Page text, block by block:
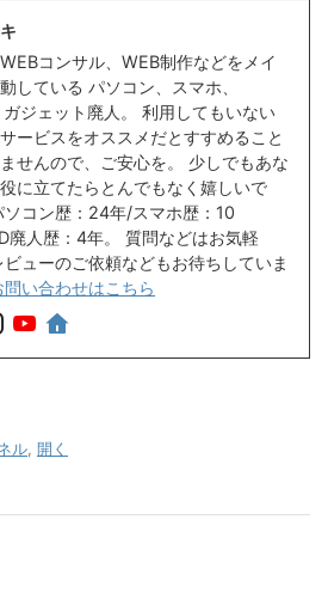
コンサル、WEB制作などをメイ
している パソコン、スマホ、
ジェット廃人。 利用してもいない
ービスをオススメだとすすめること
せんので、ご安心を。 少しでもあな
に立てたらとんでもなく嬉しいで
ソコン歴：24年/スマホ歴：10
廃人歴：4年。 質問などはお気軽
ビューのご依頼などもお待ちしていま
問い合わせはこちら
ル 開く